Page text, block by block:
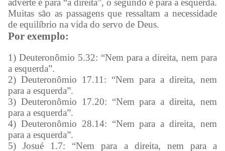
adverte é para “a direita”, o segundo é para a esquerda.
Muitas são as passagens que ressaltam a necessidade
de equilíbrio na vida do servo de Deus.
Por exemplo:
1) Deuteronômio 5.32: “Nem para a direita, nem para
a esquerda”.
2) Deuteronômio 17.11: “Nem para a direita, nem
para a esquerda”.
3) Deuteronômio 17.20: “Nem para a direita, nem
para a esquerda”.
4) Deuteronômio 28.14: “Nem para a direita, nem
para a esquerda”.
5) Josué 1.7: “Nem para a direita, nem para a